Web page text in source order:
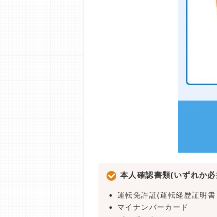
本人確認書類(いずれか
運転免許証(運転経歴証明書
マイナンバーカード